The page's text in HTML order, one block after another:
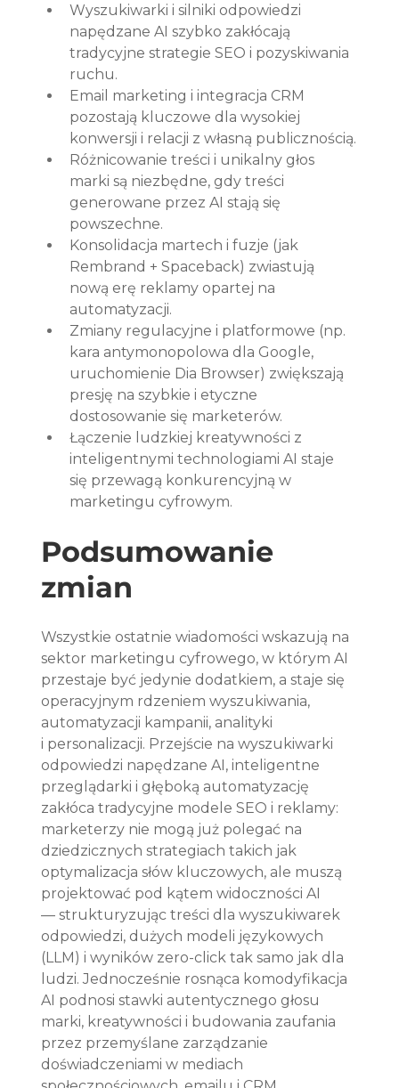
Wyszukiwarki i silniki odpowiedzi
napędzane AI szybko zakłócają
tradycyjne strategie SEO i pozyskiwania
ruchu.
Email marketing i integracja CRM
pozostają kluczowe dla wysokiej
konwersji i relacji z własną publicznością.
Różnicowanie treści i unikalny głos
marki są niezbędne, gdy treści
generowane przez AI stają się
powszechne.
Konsolidacja martech i fuzje (jak
Rembrand + Spaceback) zwiastują
nową erę reklamy opartej na
automatyzacji.
Zmiany regulacyjne i platformowe (np.
kara antymonopolowa dla Google,
uruchomienie Dia Browser) zwiększają
presję na szybkie i etyczne
dostosowanie się marketerów.
Łączenie ludzkiej kreatywności z
inteligentnymi technologiami AI staje
się przewagą konkurencyjną w
marketingu cyfrowym.
Podsumowanie
zmian
Wszystkie ostatnie wiadomości wskazują na
sektor marketingu cyfrowego, w którym AI
przestaje być jedynie dodatkiem, a staje się
operacyjnym rdzeniem wyszukiwania,
automatyzacji kampanii, analityki
i personalizacji. Przejście na wyszukiwarki
odpowiedzi napędzane AI, inteligentne
przeglądarki i głęboką automatyzację
zakłóca tradycyjne modele SEO i reklamy:
marketerzy nie mogą już polegać na
dziedzicznych strategiach takich jak
optymalizacja słów kluczowych, ale muszą
projektować pod kątem widoczności AI
— strukturyzując treści dla wyszukiwarek
odpowiedzi, dużych modeli językowych
(LLM) i wyników zero-click tak samo jak dla
ludzi. Jednocześnie rosnąca komodyfikacja
AI podnosi stawki autentycznego głosu
marki, kreatywności i budowania zaufania
przez przemyślane zarządzanie
doświadczeniami w mediach